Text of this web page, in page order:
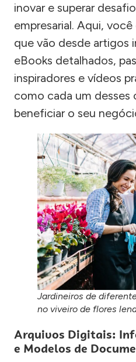
inovar e superar
empresarial. Aqui,
que vão desde artigos
eBooks detalhados,
inspiradores e vídeos
como cada um
beneficiar o seu
Jardineiros de
no viveiro de flores
Arquivos Digitais:
e Modelos de